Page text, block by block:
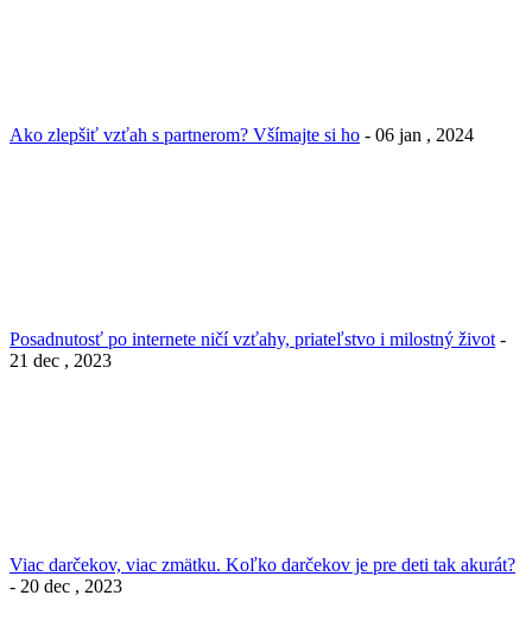
Ako zlepšiť vzťah s partnerom? Všímajte si ho - 06 jan , 2024
Posadnutosť po internete ničí vzťahy, priateľstvo i milostný život -
21 dec , 2023
Viac darčekov, viac zmätku. Koľko darčekov je pre deti tak akurát?
- 20 dec , 2023